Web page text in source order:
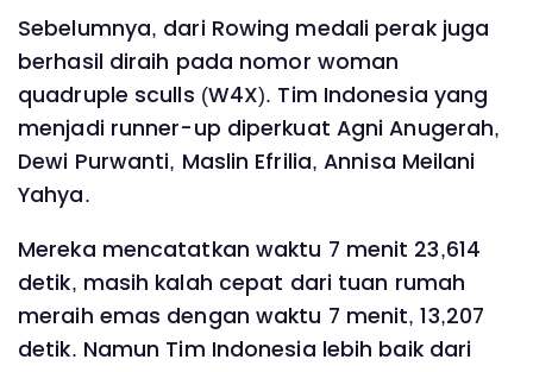
Sebelumnya, dari Rowing medali perak juga
berhasil diraih pada nomor woman
quadruple sculls (W4X). Tim Indonesia yang
menjadi runner-up diperkuat Agni Anugerah,
Dewi Purwanti, Maslin Efrilia, Annisa Meilani
Yahya.
Mereka mencatatkan waktu 7 menit 23,614
detik, masih kalah cepat dari tuan rumah
meraih emas dengan waktu 7 menit, 13,207
detik. Namun Tim Indonesia lebih baik dari